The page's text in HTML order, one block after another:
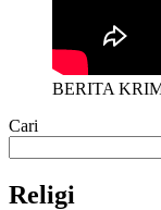
BERITA
Cari
Religi